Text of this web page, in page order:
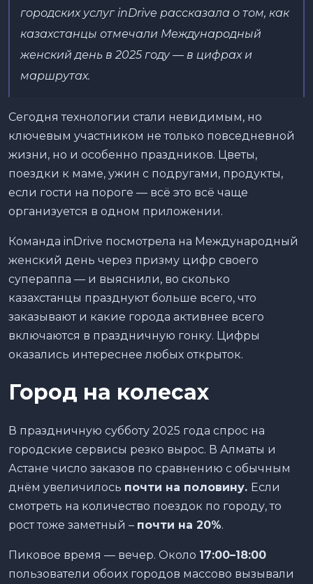
городских услуг inDrive рассказала о том, как
казахстанцы отмечали Международный
женский день в 2025 году — в цифрах и
маршрутах.
Сегодня технологии стали невидимым, но
ключевым участником не только повседневной
жизни, но и особенно праздников. Цветы,
поездки к маме, ужин с подругами, продукты,
если гости на пороге — всё это всё чаще
организуется в одном приложении.
Команда inDrive посмотрела на Международный
женский день через призму цифр своего
супераппа — и выяснили, во сколько
казахстанцы празднуют больше всего, что
заказывают и какие города активнее всего
включаются в праздничную гонку. Цифры
оказались интереснее любых открыток.
Город на колесах
В праздничную субботу 2025 года спрос на
городские сервисы резко вырос. В Алматы и
Астане число заказов по сравнению с обычным
днём увеличилось почти на половину. Если
смотреть на количество поездок по городу, то
рост тоже заметный – почти на 20%.
Пиковое время — вечер. Около 17:00–18:00
пользователи обоих городов массово вызывали